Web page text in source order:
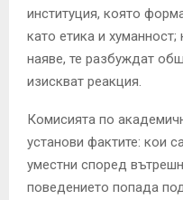
институция, която
като етика и
наяве, те разбуждат
изискват реакция.
Комисията по
установи фактите: кои
уместни според
поведението попада